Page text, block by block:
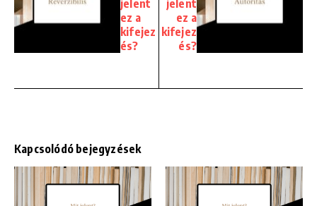
jelent
ez a
kifejez
és?
jelent
ez a
kifejez
és?
Kapcsolódó bejegyzések